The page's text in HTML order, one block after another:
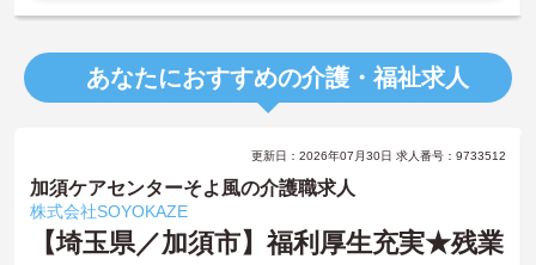
あなたにおすすめの介護・福祉求人
更新日：2026年07月30日 求人番号：9733512
加須ケアセンターそよ風の介護職求人
株式会社SOYOKAZE
【埼玉県／加須市】福利厚生充実★残業